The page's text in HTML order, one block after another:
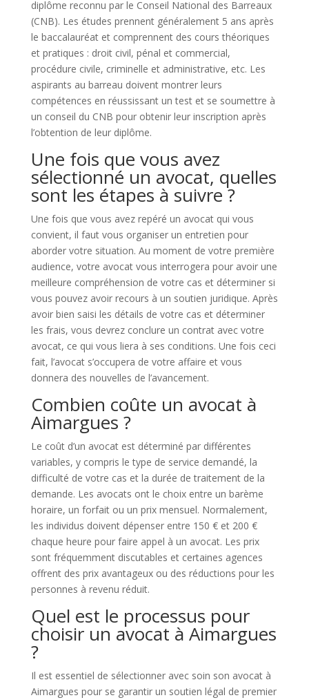
diplôme reconnu par le Conseil National des Barreaux
(CNB). Les études prennent généralement 5 ans après
le baccalauréat et comprennent des cours théoriques
et pratiques : droit civil, pénal et commercial,
procédure civile, criminelle et administrative, etc. Les
aspirants au barreau doivent montrer leurs
compétences en réussissant un test et se soumettre à
un conseil du CNB pour obtenir leur inscription après
l’obtention de leur diplôme.
Une fois que vous avez
sélectionné un avocat, quelles
sont les étapes à suivre ?
Une fois que vous avez repéré un avocat qui vous
convient, il faut vous organiser un entretien pour
aborder votre situation. Au moment de votre première
audience, votre avocat vous interrogera pour avoir une
meilleure compréhension de votre cas et déterminer si
vous pouvez avoir recours à un soutien juridique. Après
avoir bien saisi les détails de votre cas et déterminer
les frais, vous devrez conclure un contrat avec votre
avocat, ce qui vous liera à ses conditions. Une fois ceci
fait, l’avocat s’occupera de votre affaire et vous
donnera des nouvelles de l’avancement.
Combien coûte un avocat à
Aimargues ?
Le coût d’un avocat est déterminé par différentes
variables, y compris le type de service demandé, la
difficulté de votre cas et la durée de traitement de la
demande. Les avocats ont le choix entre un barème
horaire, un forfait ou un prix mensuel. Normalement,
les individus doivent dépenser entre 150 € et 200 €
chaque heure pour faire appel à un avocat. Les prix
sont fréquemment discutables et certaines agences
offrent des prix avantageux ou des réductions pour les
personnes à revenu réduit.
Quel est le processus pour
choisir un avocat à Aimargues
?
Il est essentiel de sélectionner avec soin son avocat à
Aimargues pour se garantir un soutien légal de premier